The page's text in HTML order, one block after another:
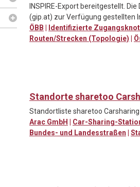
INSPIRE-Export bereitgestellt.
(gip.at) zur Verfügung gestellten
ÖBB | Identifizierte
Routen/Strecken (Topologie) |
Standorte sharetoo
Standortliste sharetoo Carsharing
Arac GmbH | Car-Sharing-
Bundes- und Landesstraßen |